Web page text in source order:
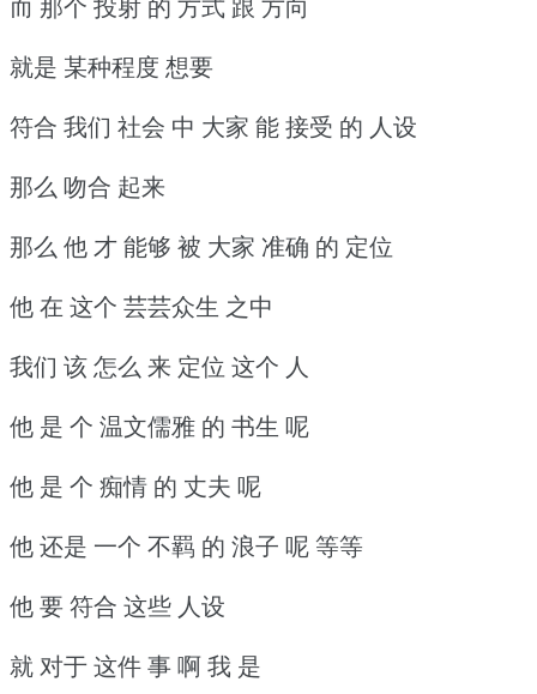
就是 某种程度 想要
符合 我们 社会 中 大家 能 接受 的 人设
那么 吻合 起来
那么 他 才 能够 被 大家 准确 的 定位
他 在 这个 芸芸众生 之中
我们 该 怎么 来 定位 这个 人
他 是 个 温文儒雅 的 书生 呢
他 是 个 痴情 的 丈夫 呢
他 还是 一个 不羁 的 浪子 呢 等等
他 要 符合 这些 人设
就 对于 这件 事 啊 我 是